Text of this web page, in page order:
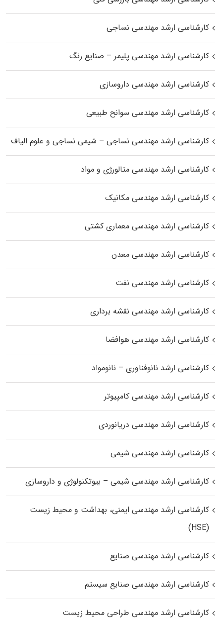
کارشناسی ارشد مهندسی نساجی
کارشناسی ارشد مهندسی پلیمر – صنایع رنگ
کارشناسی ارشد مهندسی داروسازی
کارشناسی ارشد مهندسی سوانح طبیعی
کارشناسی ارشد مهندسی نساجی – شیمی نساجی و علوم الیاف
کارشناسی ارشد مهندسی متالورژی و مواد
کارشناسی ارشد مهندسی مکانیک
کارشناسی ارشد مهندسی معماری کشتی
کارشناسی ارشد مهندسی معدن
کارشناسی ارشد مهندسی نفت
کارشناسی ارشد مهندسی نقشه برداری
کارشناسی ارشد مهندسی هوافضا
کارشناسی ارشد نانوفناوری – نانومواد
کارشناسی ارشد مهندسی کامپیوتر
کارشناسی ارشد مهندسی دریانوردی
کارشناسی ارشد مهندسی شیمی
کارشناسی ارشد مهندسی شیمی – بیوتکنولوژی و داروسازی
کارشناسی ارشد مهندسی ایمنی، بهداشت و محیط زیست
(HSE)
کارشناسی ارشد مهندسی صنایع
کارشناسی ارشد مهندسی صنایع سیستم
کارشناسی ارشد مهندسی طراحی محیط زیست